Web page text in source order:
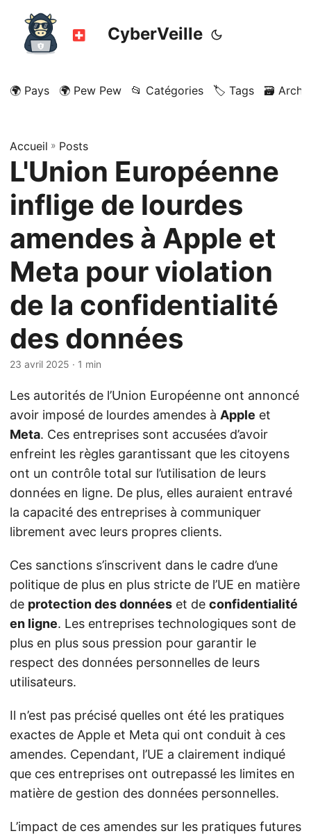
CyberVeille
🌍 Pays 🌍 Pew Pew 📂 Catégories 🏷️ Tags 🗃️
Accueil » Posts
L'Union Européenne
inflige de lourdes
amendes à Apple et
Meta pour violation
de la confidentialité
des données
23 avril 2025 · 1 min
Les autorités de l’Union Européenne ont annoncé
avoir imposé de lourdes amendes à Apple et
Meta. Ces entreprises sont accusées d’avoir
enfreint les règles garantissant que les citoyens
ont un contrôle total sur l’utilisation de leurs
données en ligne. De plus, elles auraient entravé
la capacité des entreprises à communiquer
librement avec leurs propres clients.
Ces sanctions s’inscrivent dans le cadre d’une
politique de plus en plus stricte de l’UE en matière
de protection des données et de confidentialité
en ligne. Les entreprises technologiques sont de
plus en plus sous pression pour garantir le
respect des données personnelles de leurs
utilisateurs.
Il n’est pas précisé quelles ont été les pratiques
exactes de Apple et Meta qui ont conduit à ces
amendes. Cependant, l’UE a clairement indiqué
que ces entreprises ont outrepassé les limites en
matière de gestion des données personnelles.
L’impact de ces amendes sur les pratiques futures